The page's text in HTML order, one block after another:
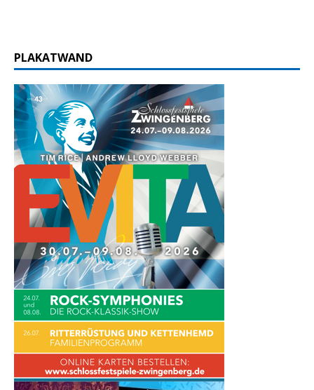
PLAKATWAND